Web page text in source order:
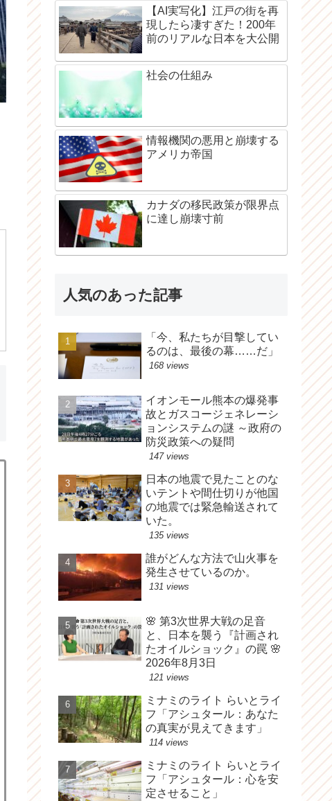
【AI実写化】江戸の街を再
現したら凄すぎた！200年
前のリアルな日本を大公開
社会の仕組み
情報機関の悪用と崩壊する
アメリカ帝国
カナダの移民政策が限界点
に達し崩壊寸前
人気のあった記事
「今、私たちが目撃してい
るのは、最後の幕……だ」
168 views
イオンモール熊本の爆発事
故とガスコージェネレーシ
ョンシステムの謎 ～政府の
防災政策への疑問
147 views
日本の地震で見たことのな
いテントや間仕切りが他国
の地震では緊急輸送されて
いた。
135 views
誰がどんな方法で山火事を
発生させているのか。
131 views
🌸 第3次世界大戦の足音
と、日本を襲う『計画され
たオイルショック』の罠 🌸
2026年8月3日
121 views
ミナミのライト らいとライ
フ「アシュタール：あなた
の真実が見えてきます」
114 views
ミナミのライト らいとライ
フ「アシュタール：心を安
定させること」